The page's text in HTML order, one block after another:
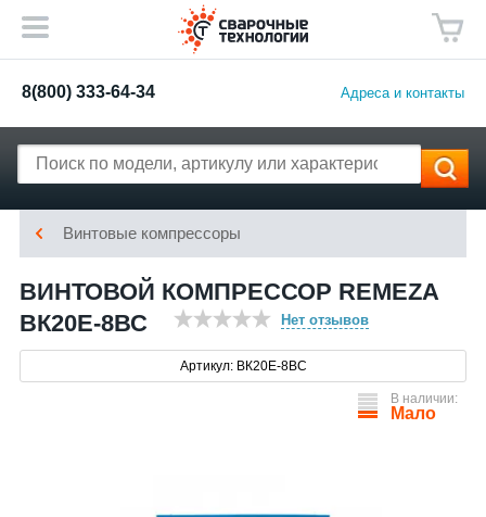
8(800) 333-64-34 Адреса и контакты
Винтовые компрессоры
ВИНТОВОЙ КОМПРЕССОР REMEZA
ВК20E-8ВС
Нет отзывов
Артикул: ВК20Е-8ВС
В наличии:
Мало